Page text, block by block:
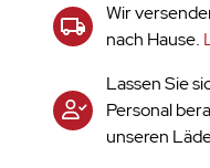
Wir
nach Hause.
Lassen Sie
Personal
unseren